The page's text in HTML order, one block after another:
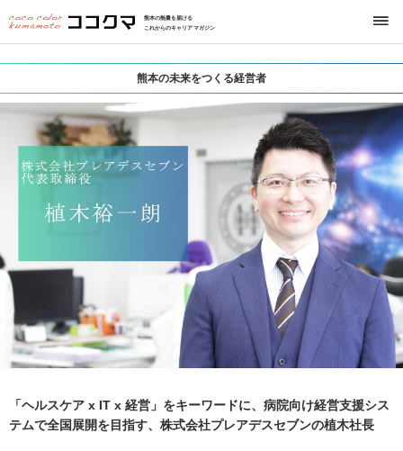
熊本の熱量を届ける
これからのキャリアマガジン
熊本の未来をつくる経営者
「ヘルスケア x IT x 経営」をキーワードに、病院向け経営支援シス
テムで全国展開を目指す、株式会社プレアデスセブンの植木社長